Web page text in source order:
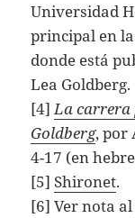
Universidad
principal en
donde está
Lea Goldberg.
[4]La carrera
Goldberg, por
4-17 (en
[5]Shironet.
[6] Ver nota al